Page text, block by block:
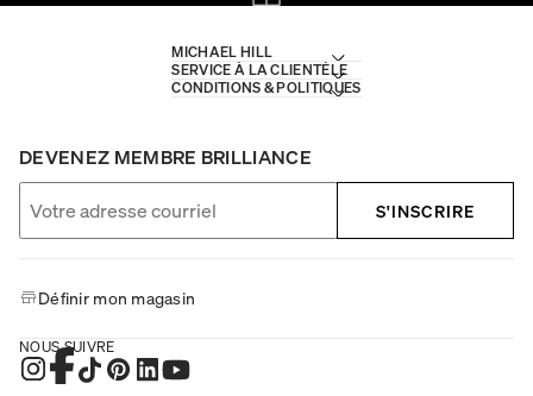
MICHAEL HILL
SERVICE À LA CLIENTÈLE
CONDITIONS & POLITIQUES
DEVENEZ MEMBRE BRILLIANCE
S'INSCRIRE
Définir mon magasin
NOUS SUIVRE